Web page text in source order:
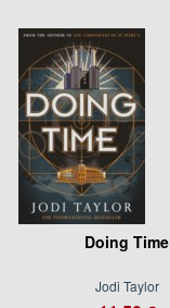
Doing Time
Jodi Taylor